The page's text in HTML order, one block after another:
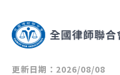
更新日期：2026/08/08